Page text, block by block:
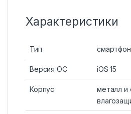
Характеристики
Тип смартфон
Версия ОС iOS 15
Корпус
металл и